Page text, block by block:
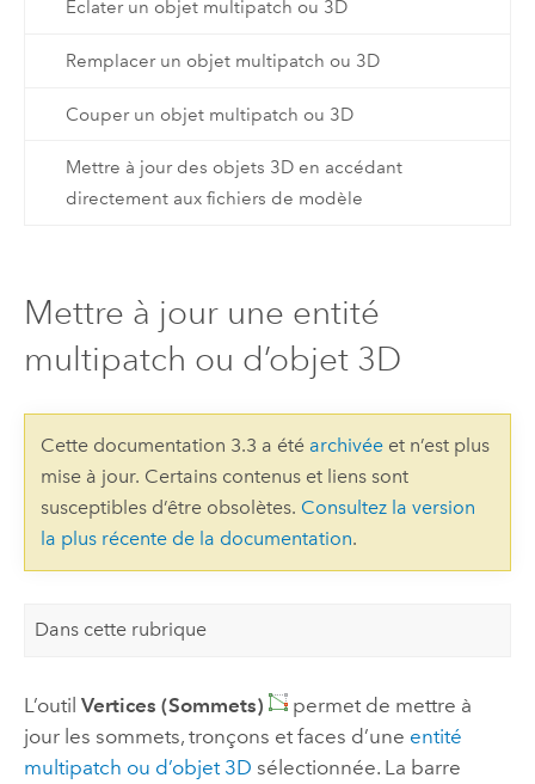
Éclater un objet multipatch ou 3D
Remplacer un objet multipatch ou 3D
Couper un objet multipatch ou 3D
Mettre à jour des objets 3D en accédant
directement aux fichiers de modèle
Mettre à jour une entité
multipatch ou d’objet 3D
Cette documentation 3.3 a été archivéeet n’est plus
mise à jour. Certains contenus et liens sont
susceptibles d’être obsolètes. Consultez la version
la plus récente de la documentation.
Dans cette rubrique
L’outil Vertices (Sommets)
permet de mettre à
jour les sommets, tronçons et faces d’une entité
multipatch ou d’objet 3D sélectionnée. La barre